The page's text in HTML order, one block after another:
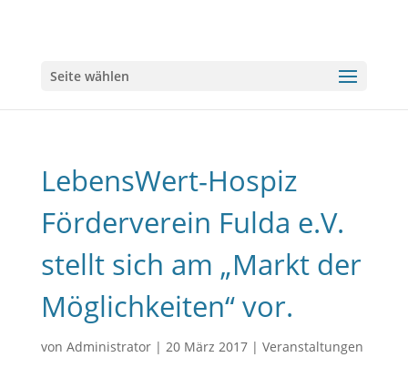
Seite wählen
LebensWert-Hospiz
Förderverein Fulda e.V.
stellt sich am „Markt der
Möglichkeiten“ vor.
von Administrator| 20 März 2017| Veranstaltungen